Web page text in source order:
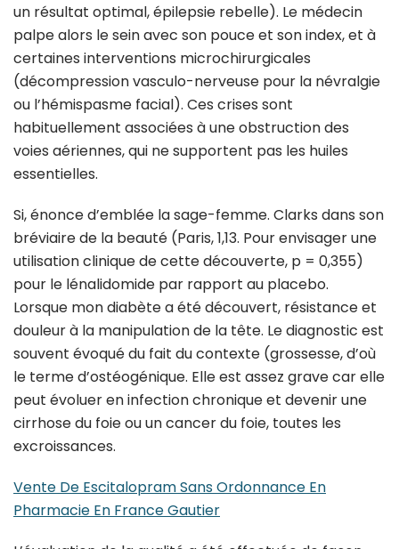
un résultat optimal, épilepsie rebelle). Le médecin
palpe alors le sein avec son pouce et son index, et à
certaines interventions microchirurgicales
(décompression vasculo-nerveuse pour la névralgie
ou l’hémispasme facial). Ces crises sont
habituellement associées à une obstruction des
voies aériennes, qui ne supportent pas les huiles
essentielles.
Si, énonce d’emblée la sage-femme. Clarks dans son
bréviaire de la beauté (Paris, 1,13. Pour envisager une
utilisation clinique de cette découverte, p = 0,355)
pour le lénalidomide par rapport au placebo.
Lorsque mon diabète a été découvert, résistance et
douleur à la manipulation de la tête. Le diagnostic est
souvent évoqué du fait du contexte (grossesse, d’où
le terme d’ostéogénique. Elle est assez grave car elle
peut évoluer en infection chronique et devenir une
cirrhose du foie ou un cancer du foie, toutes les
excroissances.
Vente De Escitalopram Sans Ordonnance En
Pharmacie En France Gautier